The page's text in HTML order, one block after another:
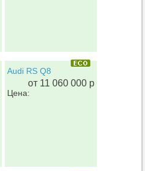
Audi RS Q8
от 11 060 000 р
Цена: